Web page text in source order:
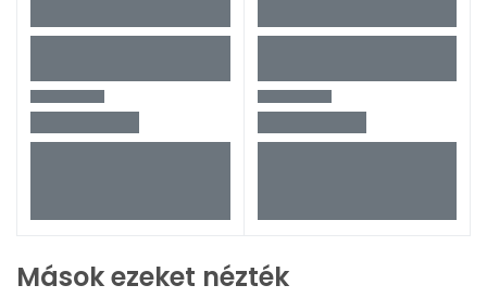
Mások ezeket nézték